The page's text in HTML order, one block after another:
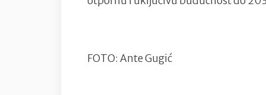
FOTO: Ante Gugić